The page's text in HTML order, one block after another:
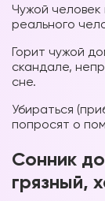
Чужой
реального
Горит чужой
скандале,
сне.
Убираться
попросят о
Сонник
грязный,